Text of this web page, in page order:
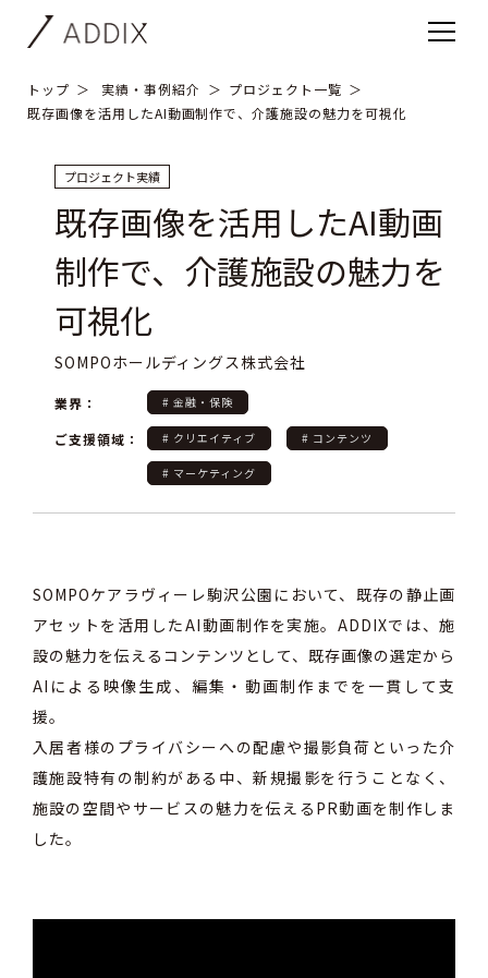
トップ 実績・事例紹介
プロジェクト一覧
既存画像を活用したAI動画制作で、介護施設の魅力を可視化
プロジェクト実績
既存画像を活用したAI動画
制作で、介護施設の魅力を
可視化
SOMPOホールディングス株式会社
業界： # 金融・保険
ご支援領域： # クリエイティブ # コンテンツ
# マーケティング
SOMPOケアラヴィーレ駒沢公園において、既存の静止画
アセットを活用したAI動画制作を実施。ADDIXでは、施
設の魅力を伝えるコンテンツとして、既存画像の選定から
AIによる映像生成、編集・動画制作までを一貫して支
援。
入居者様のプライバシーへの配慮や撮影負荷といった介
護施設特有の制約がある中、新規撮影を行うことなく、
施設の空間やサービスの魅力を伝えるPR動画を制作しま
した。